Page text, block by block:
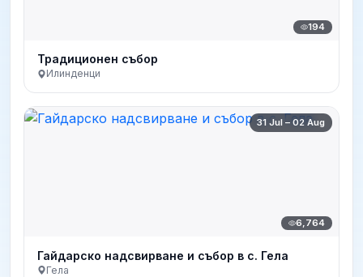
194
Традиционен събор
Илинденци
31 Jul – 02 Aug
6,764
Гайдарско надсвирване и събор в с. Гела
Гела